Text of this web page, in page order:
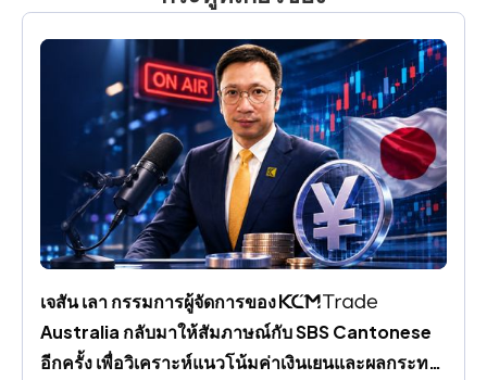
เจสัน เลา กรรมการผู้จัดการของ
Australia กลับมาให้สัมภาษณ์กับ SBS Cantonese
อีกครั้ง เพื่อวิเคราะห์แนวโน้มค่าเงินเยนและผลกระทบ